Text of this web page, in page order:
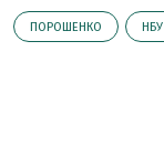
ПОРОШЕНКО НБУ